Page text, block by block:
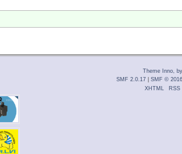
Theme Inno,
SMF 2.0.17
SMF © 2016
XHTML
RSS